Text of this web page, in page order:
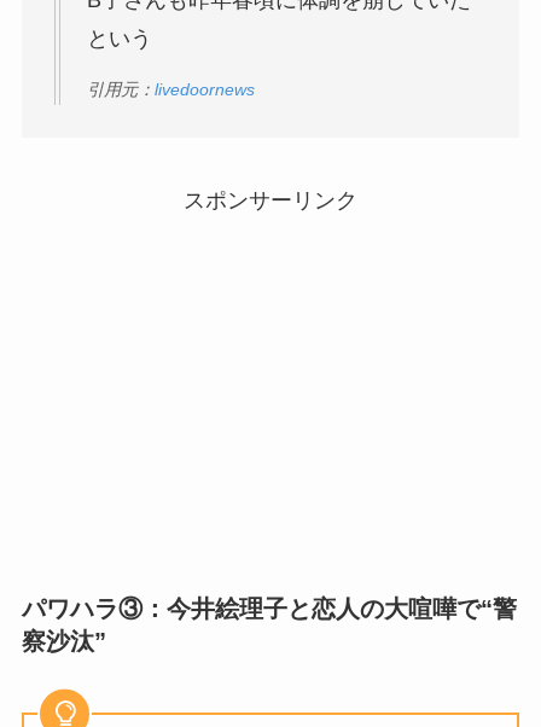
という
引用元： livedoornews
スポンサーリンク
パワハラ③：今井絵理子と恋人の大喧嘩で“警
察沙汰”